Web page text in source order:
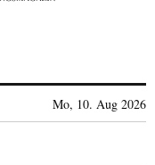
Mo, 10. Aug 2026